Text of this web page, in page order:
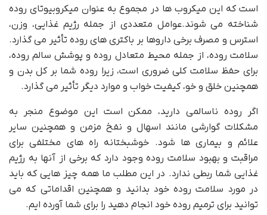
است که این میکروب ها در مجموع به عنوان میکروبیوتای روده
شناخته می شوند.عوامل متعددی از جمله رژیم غذایی، وزن،
استرس و مصرف برخی داروها بر باکتری های روده تأثیر می گذارد.
سلامت روده، از جمله محیط متعادل روده و پوشش سالم روده،
برای حفظ سلامت کلی ضروری است، زیرا روده شما بر کل بدن و
همچنین خلق و خو، کیفیت خواب و موارد دیگر تأثیر می گذارد.
اگر روده ناسالمی دارید، ممکن است این موضوع منجر به
مشکلات گوارشی مانند اسهال و نفخ مزمن و همچنین سایر
علائم و بیماری ها شود. خوشبختانه راه های مختلفی برای
مراقبت و بهبود سلامت روده وجود دارد که برخی از آنها به رژیم
غذایی شما ربطی ندارد. در این مطلب ما همه چیز هایی که باید
در مورد سلامت روده خود بدانید و همچنین اقداماتی که می
توانید برای ترمیم روده خود انجام دهید را برای شما آورده ایم.